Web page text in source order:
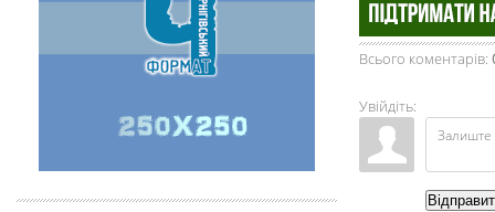
Всього коментарів:
Увійдіть: